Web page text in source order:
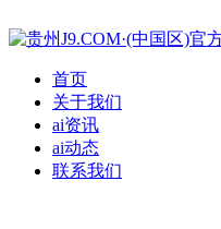
首页
关于我们
ai资讯
ai动态
联系我们